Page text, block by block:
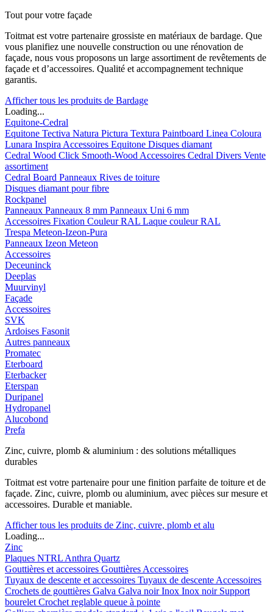
Tout pour votre façade
Toitmat est votre partenaire grossiste en matériaux de bardage. Que
vous planifiez une nouvelle construction ou une rénovation de
façade, nous vous proposons un large assortiment de revêtements de
façade et d’accessoires. Qualité et accompagnement technique
garantis.
Afficher tous les produits de Bardage
Loading...
Equitone-Cedral
Equitone Tectiva Natura Pictura Textura Paintboard Linea Coloura
Lunara Inspira Accessoires Equitone Disques diamant
Cedral Wood Click Smooth-Wood Accessoires Cedral Divers Vente
assortiment
Cedral Board Panneaux Rives de toiture
Disques diamant pour fibre
Rockpanel
Panneaux Panneaux 8 mm Panneaux Uni 6 mm
Accessoires Fixation Couleur RAL Laque couleur RAL
Trespa Meteon-Izeon-Pura
Panneaux Izeon Meteon
Accessoires
Deceuninck
Deeplas
Muurvinyl
Façade
Accessoires
SVK
Ardoises Fasonit
Autres panneaux
Promatec
Eterboard
Eterbacker
Eterspan
Duripanel
Hydropanel
Alucobond
Prefa
Zinc, cuivre, plomb & aluminium : des solutions métalliques
durables
Toitmat est votre partenaire pour une finition parfaite de toiture et de
façade. Zinc, cuivre, plomb ou aluminium, avec pièces sur mesure et
accessoires. Durable et maniable.
Afficher tous les produits de Zinc, cuivre, plomb et alu
Loading...
Zinc
Plaques NTRL Anthra Quartz
Gouttières et accessoires Gouttières Accessoires
Tuyaux de descente et accessoires Tuyaux de descente Accessoires
Crochets de gouttières Galva Galva noirInox Inox noir Support
bourelet Crochet reglable queue à pointe